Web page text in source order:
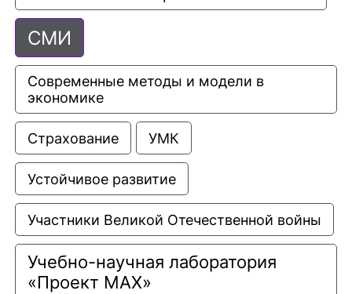
СМИ
Современные методы и модели в
экономике
Страхование УМК
Устойчивое развитие
Участники Великой Отечественной войны
Учебно-научная лаборатория
«Проект МАХ»